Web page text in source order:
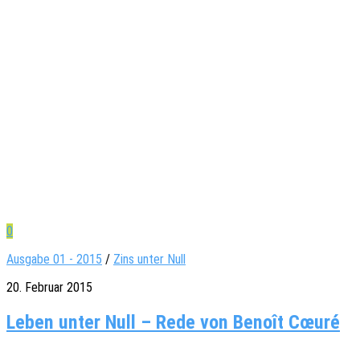
0
Ausgabe 01 - 2015 / Zins unter Null
20. Februar 2015
Leben unter Null – Rede von Benoît Cœuré